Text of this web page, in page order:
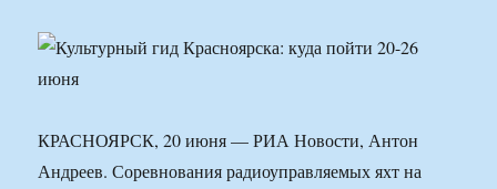
КРАСНОЯРСК, 20 июня — РИА Новости, Антон
Андреев. Соревнования радиоуправляемых яхт на